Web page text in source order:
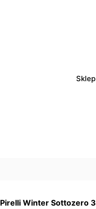
Sklep
Pirelli Winter Sottozero 3